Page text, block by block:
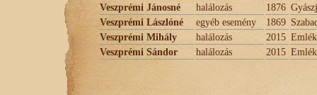
Veszprémi Jánosné
halálozás 1876
Veszprémi Lászlóné
egyéb esemény 1869
Veszprémi Mihály
halálozás 2015
Veszprémi Sándor
halálozás 2015